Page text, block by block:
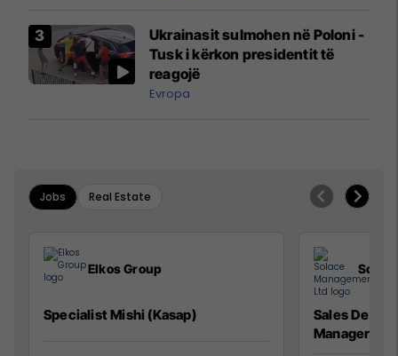
Mançesterit
Ukrainasit sulmohen në Poloni -
Tusk i kërkon presidentit të
reagojë
Evropa
Jobs Real Estate
Elkos Group
Specialist Mishi (Kasap)
Sales
Manager